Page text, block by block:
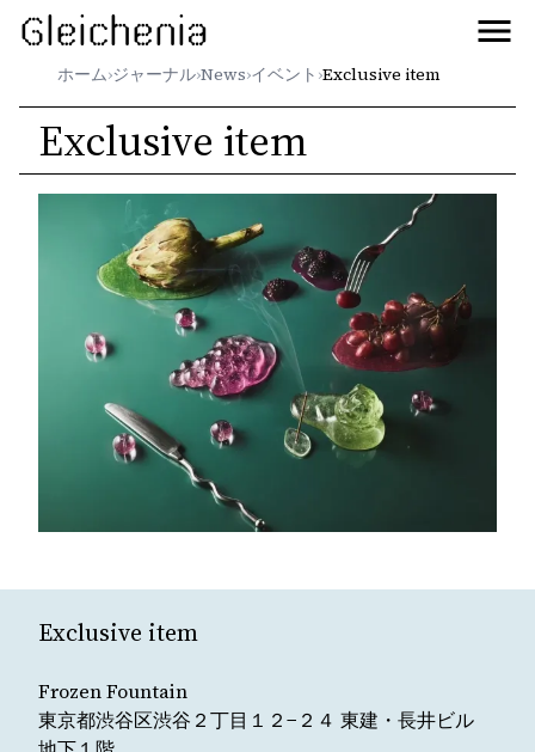
Gleichenia
ホーム›ジャーナル›News›イベント ›Exclusive item
Exclusive item
Exclusive item
Frozen Fountain
東京都渋谷区渋谷２丁目１２−２４ 東建・長井ビル